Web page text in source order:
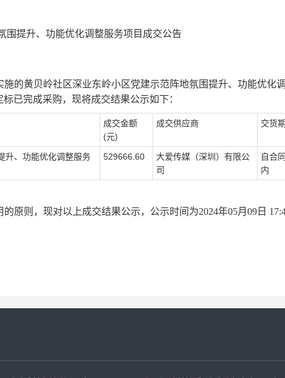
围提升、功能优化调整服务项目成交公告
的黄贝岭社区深业东岭小区党建示范阵地氛围提升、功能优化
已完成采购，现将成交结果公示如下：
成交金额
(元)
成交供应商 交货
升、功能优化调整服务
529666.60
大爱传媒（深圳）有限公
司
自合
内
则，现对以上成交结果公示，公示时间为2024年05月09日